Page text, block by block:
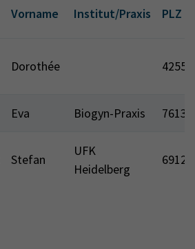
Vorname Institut/Praxis PLZ
Dorothée 42551
Eva Biogyn-Praxis 76137
Stefan
UFK
Heidelberg
69120